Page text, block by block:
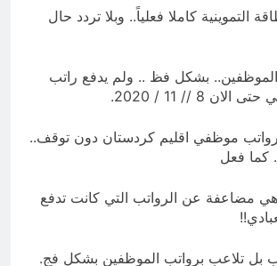
التموينية كاملا فعلياً.. وبلا تردد حال
بشكل فظ .. ولم يدفع راتب
8 // 11 / 2020.
موظفي اقليم كردستان دون توقف..
كما فعل
مضاعفة عن الرواتب التي كانت تدفع
تلاعب برواتب الموظفين بشكل فج.